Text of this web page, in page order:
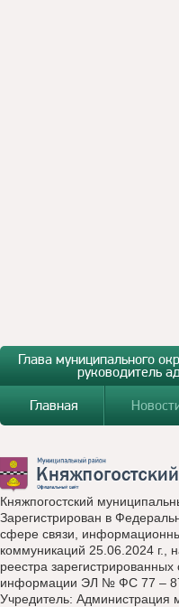
Глава муниципального
руководитель
Главная
Княжпогостский
Зарегистрирован в
сфере связи,
коммуникаций 25.06.2024 г.,
реестра зарегистрированных
информации ЭЛ № ФС 77 –
Учредитель: Администрация